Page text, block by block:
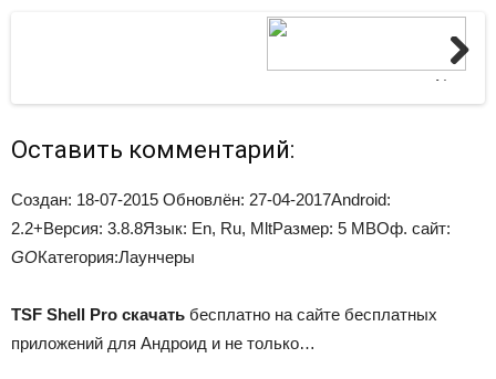
Next
Оставить комментарий:
Создан: 18-07-2015 Обновлён: 27-04-2017Android:
2.2+Версия: 3.8.8Язык: En, Ru, MltРазмер: 5 MBОф. сайт:
GOКатегория:Лаунчеры
TSF Shell Pro скачать бесплатно на сайте бесплатных
приложений для Андроид и не только…